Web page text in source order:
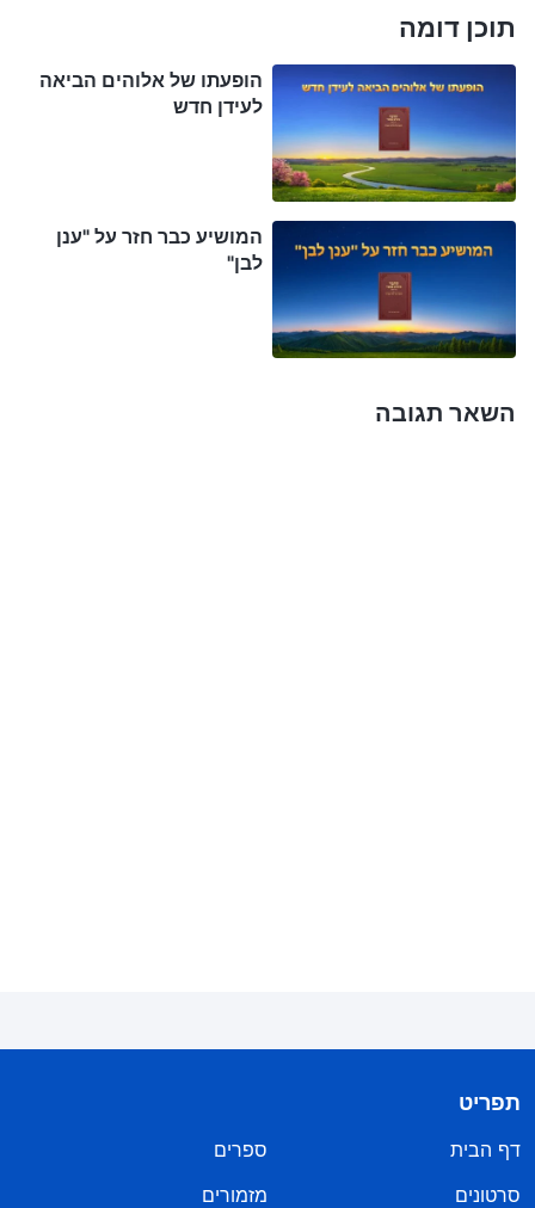
תוכן דומה
הופעתו של אלוהים הביאה
לעידן חדש
המושיע כבר חזר על "ענן
לבן"
השאר תגובה
תפריט
דף הבית
ספרים
סרטונים
מזמורים